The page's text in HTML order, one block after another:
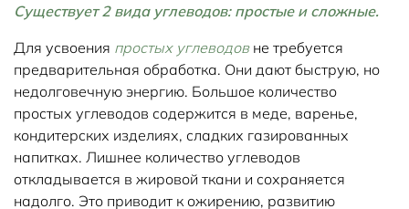
Существует 2 вида углеводов: простые и сложные.
Для усвоения простых углеводовне требуется
предварительная обработка. Они дают быструю, но
недолговечную энергию. Большое количество
простых углеводов содержится в меде, варенье,
кондитерских изделиях, сладких газированных
напитках. Лишнее количество углеводов
откладывается в жировой ткани и сохраняется
надолго. Это приводит к ожирению, развитию